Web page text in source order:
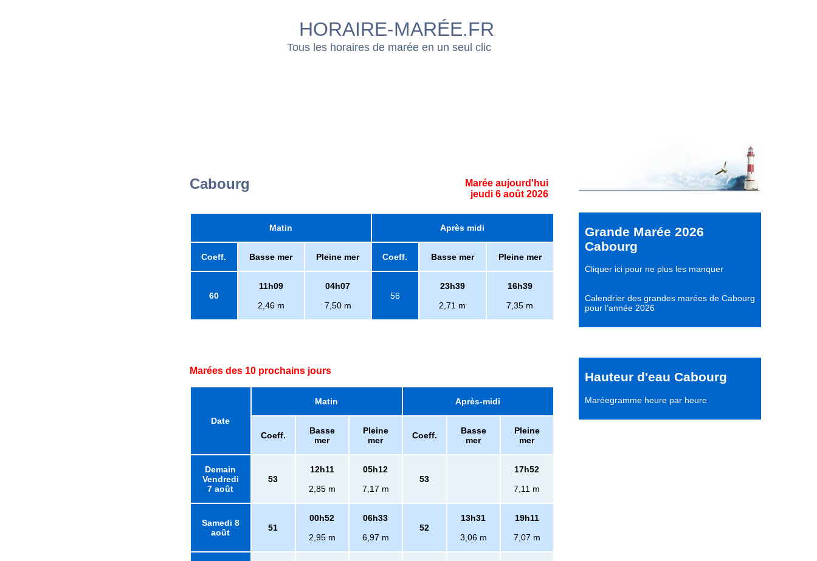
HORAIRE-MARÉE.FR
Tous les horaires de marée en un seul clic
Cabourg
Marée aujourd'hui
jeudi 6 août 2026
Matin Après midi
Coeff. Basse mer Pleine mer Coeff. Basse mer Pleine mer
60
11h09
2,46 m
04h07
7,50 m
56
23h39
2,71 m
16h39
7,35 m
Marées des 10 prochains jours
Date
Matin Après-midi
Coeff.
Basse
mer
Pleine
mer
Coeff.
Basse
mer
Pleine
mer
Demain
Vendredi
7 août
53
12h11
2,85 m
05h12
7,17 m
53
17h52
7,11 m
Samedi 8
août
51
00h52
2,95 m
06h33
6,97 m
52
13h31
3,06 m
19h11
7,07 m
Grande Marée 2026
Cabourg
Cliquer ici pour ne plus les manquer
Calendrier des grandes marées de Cabourg
pour l’année 2026
Hauteur d'eau Cabourg
Maréegramme heure par heure